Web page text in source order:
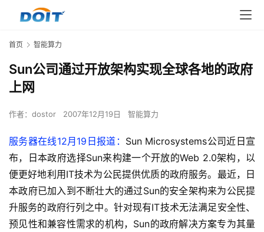
首页 智能算力
Sun公司通过开放架构实现全球各地的政府
上网
作者： dostor 2007年12月19日 智能算力
服务器在线12月19日报道： Sun Microsystems公司近日宣
布，日本政府选择Sun来构建一个开放的Web 2.0架构，以
便更好地利用IT技术为公民提供优质的政府服务。最近，日
本政府已加入到不断壮大的通过Sun的安全架构来为公民提
升服务的政府行列之中。针对现有IT技术无法满足安全性、
预见性和兼容性需求的机构，Sun的政府解决方案专为其量